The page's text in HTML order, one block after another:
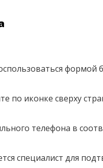
формой
по иконке сверху
телефона в
специалист для